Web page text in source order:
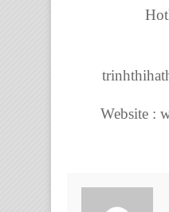
Website :